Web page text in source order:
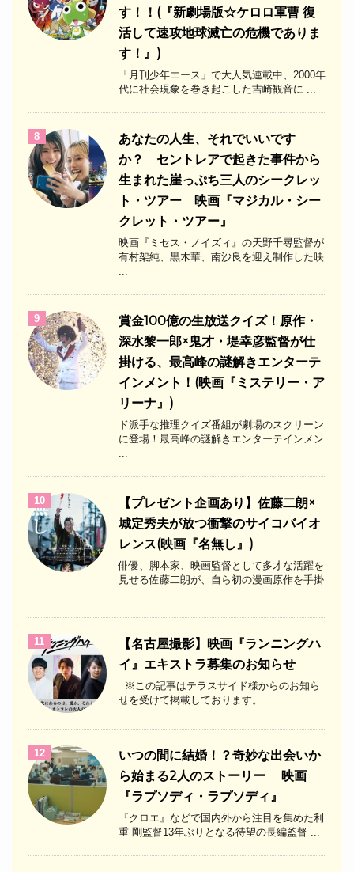
す！！(『新劇場版☆ケロロ軍曹 復
活して速攻地球滅亡の危機でありま
す！』)
「月刊少年エース」で大人気連載中、2000年
代に社会現象を巻き起こした吉崎観音に ...
8
あなたの人生、それでいいです
か？ セントレアで起きた事件から
生まれた崖っぷち三人のシークレッ
ト・ツアー 映画『マジカル・シー
クレット・ツアー』
映画『ミセス・ノイズィ』の天野千尋監督が
有村架純、黒木華、南沙良を迎え制作した映
9
​賞金100億の生放送クイズ！原作・
深水黎一郎×鬼才・堤幸彦監督が仕
掛ける、最高峰の謎解きエンターテ
インメント！(映画『ミステリー・ア
リーナ』)
ド派手な推理クイズ番組が劇場のスクリーン
に登場！最高峰の謎解きエンターテインメン
10
【プレゼント企画あり】佐藤二朗×
城定秀夫が放つ衝撃のサイコバイオ
レンス(映画『名無し』)
俳優、脚本家、映画監督として多才な活躍を
見せる佐藤二朗が、自ら初の漫画原作を手掛
11
【名古屋撮影】映画『ランニングハ
イ』エキストラ募集のお知らせ
※この記事はテラスサイド様からのお知ら
せを受けて掲載しております。 ...
12
いつの間に結婚！？奇妙な出会いか
ら始まる2人のストーリー 映画
『ラプソディ・ラプソディ』
『クロエ』などで国内外から注目を集めた利
重 剛監督13年ぶりとなる待望の長編監督 ...